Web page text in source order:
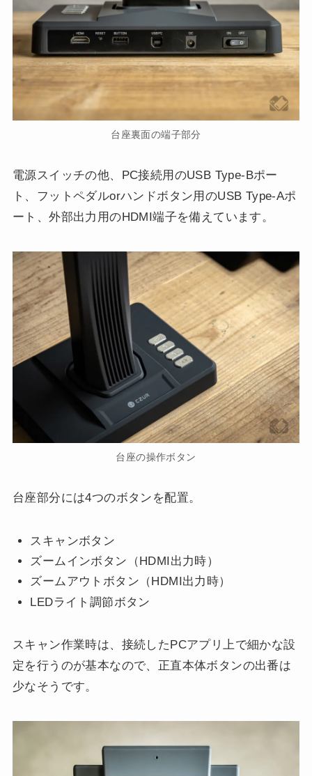
台座裏面の端子部分
電源スイッチの他、PC接続用のUSB Type-Bポー
ト、フットペダルorハンドボタン用のUSB Type-Aポ
ート、外部出力用のHDMI端子を備えています。
台座の操作ボタン
台座部分には4つのボタンを配置。
スキャンボタン
ズームインボタン（HDMI出力時）
ズームアウトボタン（HDMI出力時）
LEDライト調節ボタン
スキャン作業時は、接続したPCアプリ上で細かな設
定を行うのが基本なので、正直本体ボタンの出番は
少なそうです。